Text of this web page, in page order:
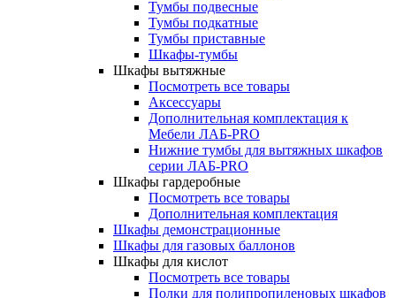
Тумбы подвесные
Тумбы подкатные
Тумбы приставные
Шкафы-тумбы
Шкафы вытяжные
Посмотреть все товары
Аксессуары
Дополнительная комплектация к
Мебели ЛАБ-PRO
Нижние тумбы для вытяжных шкафов
серии ЛАБ-PRO
Шкафы гардеробные
Посмотреть все товары
Дополнительная комплектация
Шкафы демонстрационные
Шкафы для газовых баллонов
Шкафы для кислот
Посмотреть все товары
Полки для полипропиленовых шкафов